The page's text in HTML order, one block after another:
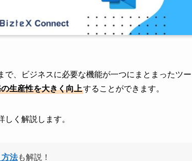
、ビジネスに必要な機能が一つにまとまったツー
生産性を大きく向上することができます。
く解説します。
法も解説！